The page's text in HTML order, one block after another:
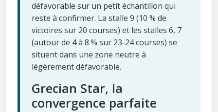
défavorable sur un petit échantillon qui
reste à confirmer. La stalle 9 (10 % de
victoires sur 20 courses) et les stalles 6, 7
(autour de 4 à 8 % sur 23-24 courses) se
situent dans une zone neutre à
légèrement défavorable.
Grecian Star, la
convergence parfaite